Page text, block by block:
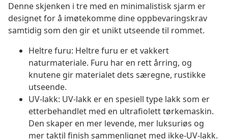
Denne skjenken i tre med en minimalistisk sjarm er
designet for å imøtekomme dine oppbevaringskrav
samtidig som den gir et unikt utseende til rommet.
Heltre furu: Heltre furu er et vakkert
naturmateriale. Furu har en rett årring, og
knutene gir materialet dets særegne, rustikke
utseende.
UV-lakk: UV-lakk er en spesiell type lakk som er
etterbehandlet med en ultrafiolett tørkemaskin.
Den skaper en mer levende, mer luksuriøs og
mer taktil finish sammenlignet med ikke-UV-lakk.